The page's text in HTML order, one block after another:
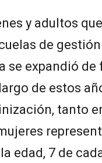
y adultos
de
se expandió de
de estos
tanto
edad, 7 de